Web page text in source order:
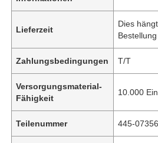
Lieferzeit
Dies
Zahlungsbedingungen T/T
Versorgungsmaterial-
Fähigkeit
10.000
Teilenummer 445-